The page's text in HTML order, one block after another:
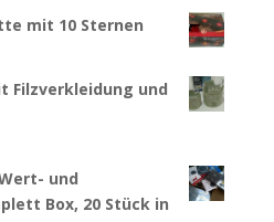
mit 10 Sternen
Filzverkleidung und
und
Box, 20 Stück in